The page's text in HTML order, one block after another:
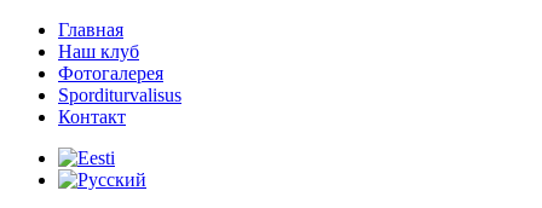
Главная
Наш клуб
Фотогалерея
Sporditurvalisus
Контакт